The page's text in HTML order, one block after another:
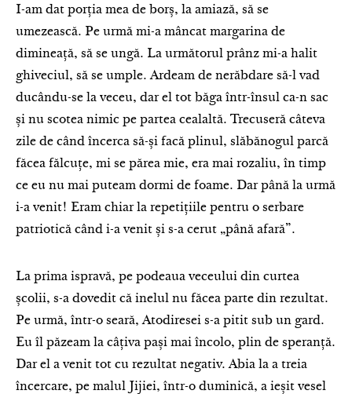
I-am dat porția mea de borș, la amiază, să se
umezească. Pe urmă mi-a mâncat margarina de
dimineață, să se ungă. La următorul prânz mi-a halit
ghiveciul, să se umple. Ardeam de nerăbdare să-l vad
ducându-se la veceu, dar el tot băga într-însul ca-n sac
și nu scotea nimic pe partea cealaltă. Trecuseră câteva
zile de când încerca să-și facă plinul, slăbănogul parcă
făcea fălcuțe, mi se părea mie, era mai rozaliu, în timp
ce eu nu mai puteam dormi de foame. Dar până la urmă
i-a venit! Eram chiar la repetițiile pentru o serbare
patriotică când i-a venit și s-a cerut „până afară”.
La prima ispravă, pe podeaua veceului din curtea
școlii, s-a dovedit că inelul nu făcea parte din rezultat.
Pe urmă, într-o seară, Atodiresei s-a pitit sub un gard.
Eu îl păzeam la câțiva pași mai încolo, plin de speranță.
Dar el a venit tot cu rezultat negativ. Abia la a treia
încercare, pe malul Jijiei, într-o duminică, a ieșit vesel